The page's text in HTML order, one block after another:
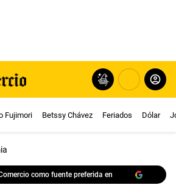
Fujimori Betssy Chávez Feriados Dólar
como fuente preferida en